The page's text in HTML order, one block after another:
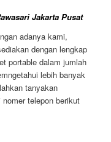
Jakarta Pusat
adanya kami,
dengan lengkap
portable dalam jumlah
lebih banyak
tanyakan
telepon berikut